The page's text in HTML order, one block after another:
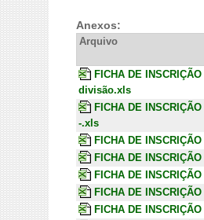
Anexos:
Arquivo
FICHA DE
divisão.xls
FICHA DE
-.xls
FICHA DE
FICHA DE
FICHA DE
FICHA DE
FICHA DE